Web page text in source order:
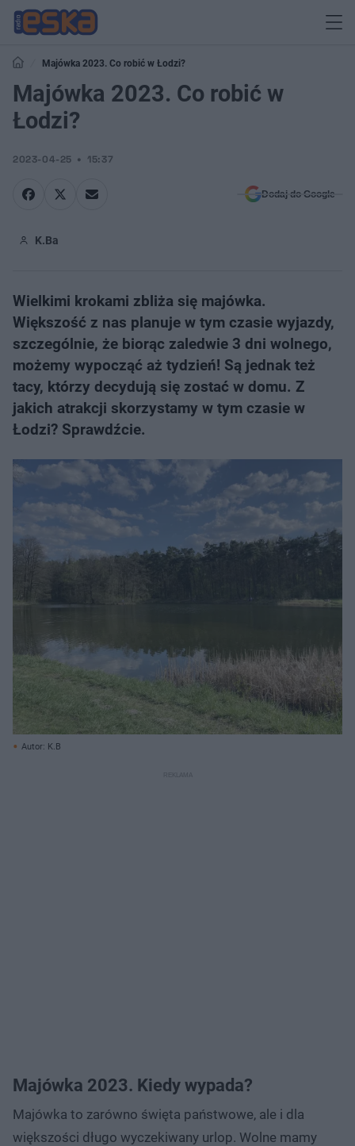
Majówka 2023. Co robić w Łodzi?
Majówka 2023. Co robić w
Łodzi?
2023-04-25 15:37
Dodaj do Google
K.Ba
Wielkimi krokami zbliża się majówka.
Większość z nas planuje w tym czasie wyjazdy,
szczególnie, że biorąc zaledwie 3 dni wolnego,
możemy wypocząć aż tydzień! Są jednak też
tacy, którzy decydują się zostać w domu. Z
jakich atrakcji skorzystamy w tym czasie w
Łodzi? Sprawdźcie.
Autor: K.B
Majówka 2023. Kiedy wypada?
Majówka to zarówno święta państwowe, ale i dla
większości długo wyczekiwany urlop. Wolne mamy